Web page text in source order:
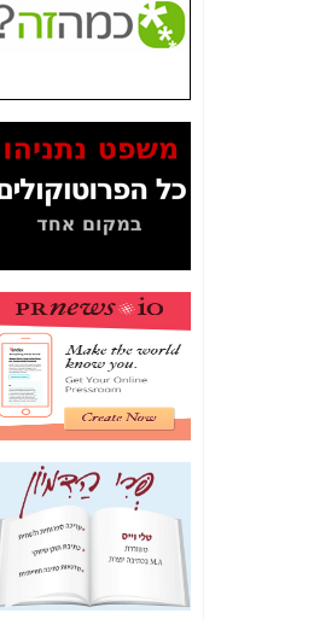
האם ביבי וקרא קבלו
בכלל תמורה עבור
ההטבות הרגולטוריות
המסמכים בנושא בזק-
Yes (תיק 4000)
מוכיחים "תפירת תיק"
לאיש הלא נכון! -כאן
עובדות ומסמכים
האם ביבי כשר
תקשורת עזר לקב'
בזק? -כאן
מה מקור ה-Fake
News שהביא לתפירת
תיק לביבי והעלמת
החשודים הנכונים -כאן
אחת הרגליים של "תיק
4000 התפור"
התמוטטה היום
בניצחון (כפול) של בזק
-
כאן
איך כתבות מפנקות